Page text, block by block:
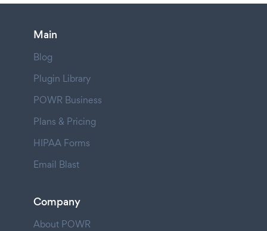
Main
Blog
Plugin Library
POWR Business
Plans & Pricing
HIPAA Forms
Email Blast
Company
About POWR